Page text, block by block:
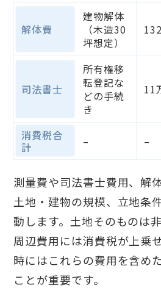
解体費
建物解体
（木造30
坪想定）
司法書士
所有権移
転登記な
どの手続
き
11
消費税合
計
– –
測量費や司法書士費用、解
土地・建物の規模、立地条
動します。土地そのものは
周辺費用には消費税が上乗
時にはこれらの費用を含め
ことが重要です。